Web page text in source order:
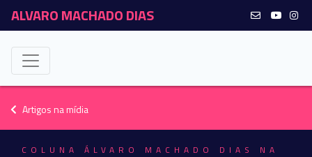
ALVARO MACHADO DIAS
Artigos na mídia
COLUNA ÁLVARO MACHADO DIAS NA